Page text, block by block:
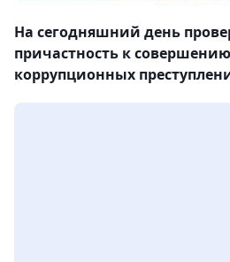
На сегодняшний день
причастность к
коррупционных